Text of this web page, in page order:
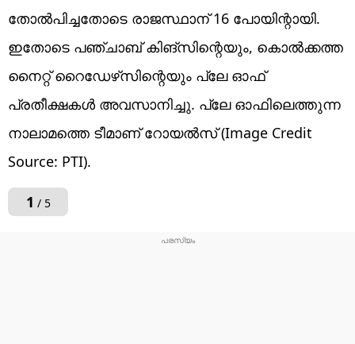
തോല്‍പിച്ചതോടെ രാജസ്ഥാന് 16 പോയിന്റായി.
ഇതോടെ പഞ്ചാബ് കിങ്‌സിന്റെയും, കൊല്‍ക്കത്ത
നൈറ്റ് റൈഡേഴ്‌സിന്റെയും പ്ലേ ഓഫ്
പ്രതീക്ഷകള്‍ അവസാനിച്ചു. പ്ലേ ഓഫിലെത്തുന്ന
നാലാമത്തെ ടീമാണ് റോയല്‍സ് (Image Credit
Source: PTI).
1 / 5